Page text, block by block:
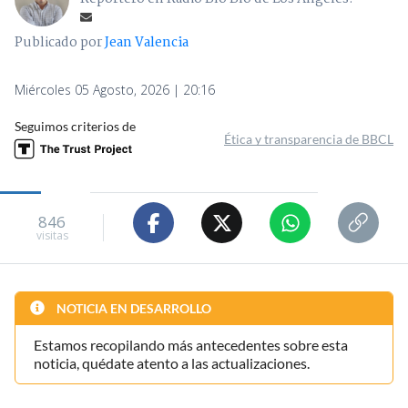
Publicado porJean Valencia
Miércoles 05 Agosto, 2026 | 20:16
Seguimos criterios de
Ética y transparencia de BBCL
846
visitas
NOTICIA EN DESARROLLO
Estamos recopilando más antecedentes sobre esta
noticia, quédate atento a las actualizaciones.